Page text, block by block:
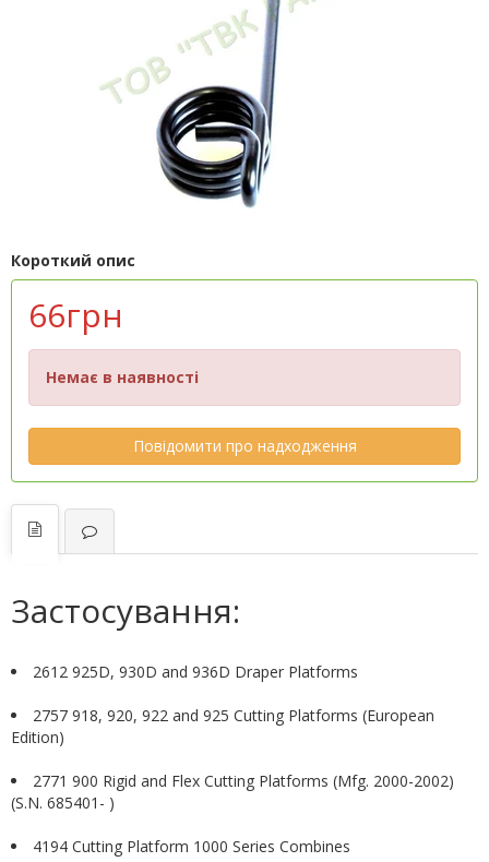
Короткий опис
66грн
Немає в наявності
Повідомити про надходження
Застосування:
2612 925D, 930D and 936D Draper Platforms
2757 918, 920, 922 and 925 Cutting Platforms (European
Edition)
2771 900 Rigid and Flex Cutting Platforms (Mfg. 2000-2002)
(S.N. 685401- )
4194 Cutting Platform 1000 Series Combines